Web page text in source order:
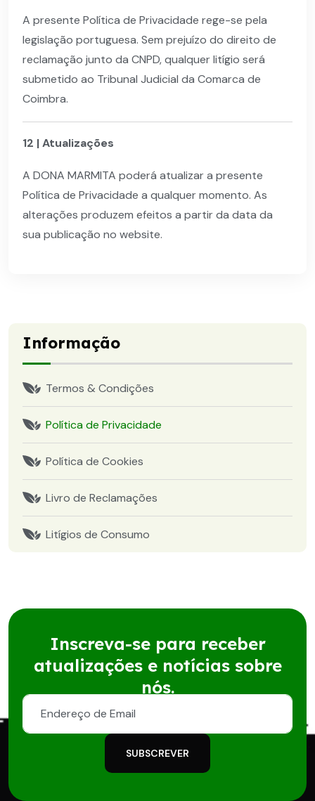
A presente Política de Privacidade rege-se pela
legislação portuguesa. Sem prejuízo do direito de
reclamação junto da CNPD, qualquer litígio será
submetido ao Tribunal Judicial da Comarca de
Coimbra.
12 | Atualizações
A DONA MARMITA poderá atualizar a presente
Política de Privacidade a qualquer momento. As
alterações produzem efeitos a partir da data da
sua publicação no website.
Informação
Termos & Condições
Política de Privacidade
Política de Cookies
Livro de Reclamações
Litígios de Consumo
Inscreva-se para receber
atualizações e notícias sobre
nós.
SUBSCREVER